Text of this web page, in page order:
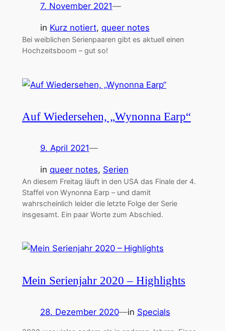
7. November 2021—
in Kurz notiert, queer notes
Bei weiblichen Serienpaaren gibt es aktuell einen
Hochzeitsboom – gut so!
Auf Wiedersehen, „Wynonna Earp“
9. April 2021—
in queer notes, Serien
An diesem Freitag läuft in den USA das Finale der 4.
Staffel von Wynonna Earp – und damit
wahrscheinlich leider die letzte Folge der Serie
insgesamt. Ein paar Worte zum Abschied.
Mein Serienjahr 2020 – Highlights
28. Dezember 2020—in Specials